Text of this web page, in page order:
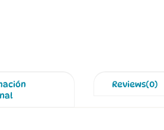
Reviews(0)